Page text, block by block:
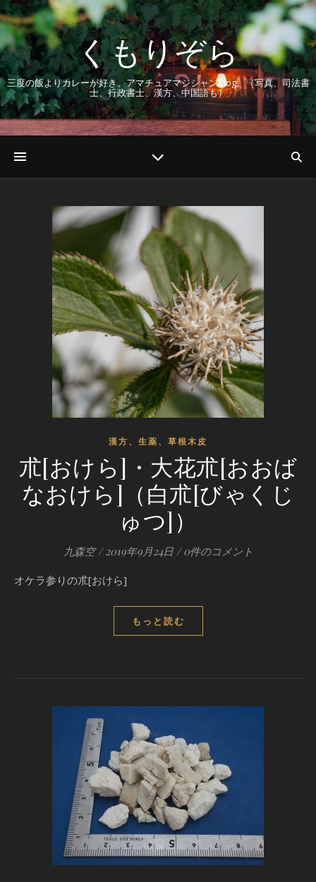
くもりぞら
三度の飯よりカレーが好き。アマチュアマジシャンBlog。（写真、司法書
士、行政書士、漢方、中国語も）
漢方、生薬、草根木皮
朮[おけら]・大花朮[おおば
なおけら]（白朮[びゃくじ
ゅつ]）
九森空 / 2019年9月24日 / 0件のコメント
オケラ参りの朮[おけら]
もっと読む